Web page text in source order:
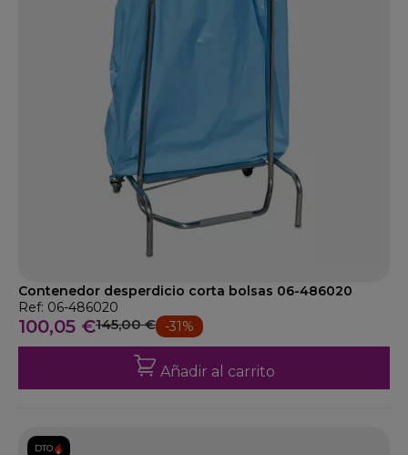
Contenedor desperdicio corta bolsas 06-486020
Ref: 06-486020
100,05 €145,00 € -31%
Añadir al carrito
DTO.